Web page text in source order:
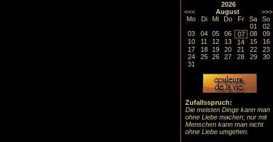
2026
<<<
August
>>>
Mo
Di Mi Do Fr Sa
So
01
02
03
04 05 06 07 08
09
10
11 12 13 14 15
16
17
18 19 20 21 22
23
24
25 26 27 28 29
30
31
Zufallsspruch:
Die meisten Dinge kann man
ohne Liebe machen; nur mit
Menschen kann man nicht
ohne Liebe umgehen.